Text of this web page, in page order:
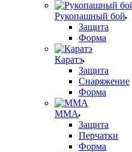
Рукопашный бой
Защита
Форма
Каратэ
Защита
Снаряжение
Форма
ММА
Защита
Перчатки
Форма